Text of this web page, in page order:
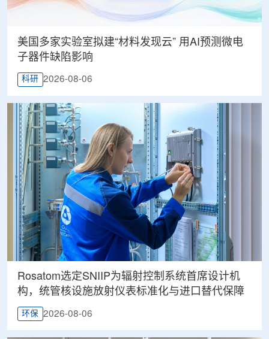
美国多家实验室拟建“材料发现云” 用AI预测微电
子器件缺陷影响
科研 2026-08-06
Rosatom选定SNIIP为辐射控制系统首席设计机
构，统管核设施放射仪表标准化与进口替代保障
环保 2026-08-06